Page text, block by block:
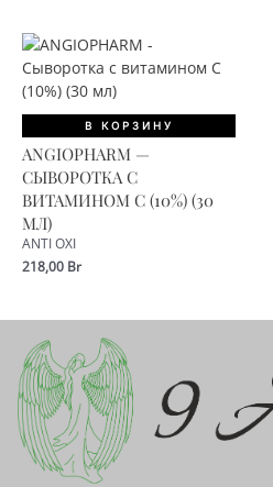
В КОРЗИНУ
ANGIOPHARM —
СЫВОРОТКА С
ВИТАМИНОМ С (10%) (30
МЛ)
ANTI OXI
218,00 Br